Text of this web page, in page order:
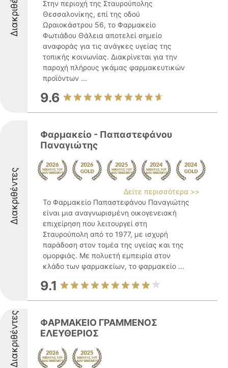
Στην περιοχή της Σταυρούπολης
Θεσσαλονίκης, επί της οδού
Ωραιοκάστρου 56, το Φαρμακείο
Φωτιάδου Θάλεια αποτελεί σημείο
αναφοράς για τις ανάγκες υγείας της
τοπικής κοινωνίας. Διακρίνεται για την
παροχή πλήρους γκάμας φαρμακευτικών
προϊόντων ...
9.6
Διακριθέντες
Φαρμακείο - Παπαστεφάνου
Παναγιώτης
Δείτε περισσότερα >>
Το Φαρμακείο Παπαστεφάνου Παναγιώτης
είναι μια αναγνωρισμένη οικογενειακή
επιχείρηση που λειτουργεί στη
Σταυρούπολη από το 1977, με ισχυρή
παράδοση στον τομέα της υγείας και της
ομορφιάς. Με πολυετή εμπειρία στον
κλάδο των φαρμακείων, το φαρμακείο ...
9.1
Διακριθέντες
ΦΑΡΜΑΚΕΙΟ ΓΡΑΜΜΕΝΟΣ
ΕΛΕΥΘΕΡΙΟΣ